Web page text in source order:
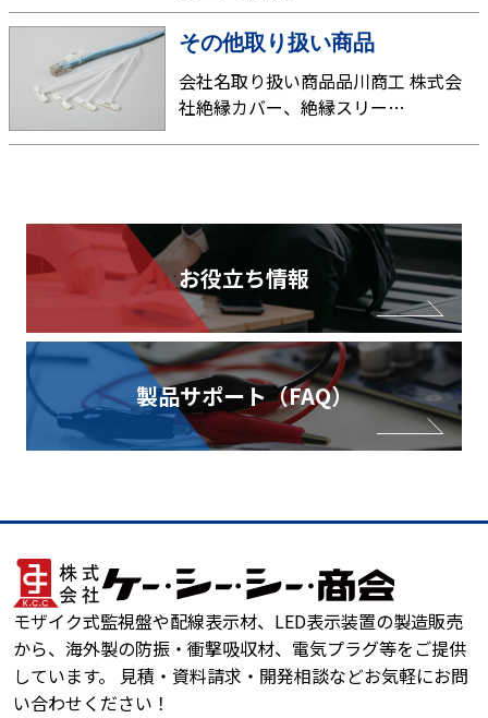
その他取り扱い商品
会社名取り扱い商品品川商工 株式会
社絶縁カバー、絶縁スリー…
お役立ち情報
製品サポート（FAQ）
モザイク式監視盤や配線表示材、LED表示装置の製造販売
から、海外製の防振・衝撃吸収材、電気プラグ等をご提供
しています。 見積・資料請求・開発相談などお気軽にお問
い合わせください！